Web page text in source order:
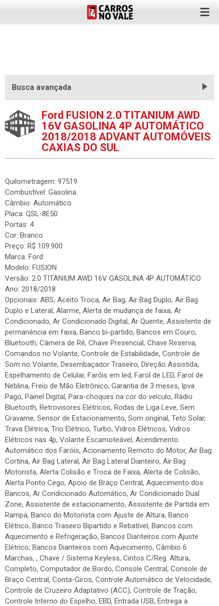
Busca avançada
Ford FUSION 2.0 TITANIUM AWD
16V GASOLINA 4P AUTOMÁTICO
2018/2018 ADVANT AUTOMÓVEIS
CAXIAS DO SUL
Quilometragem: 97519
Combustível: Gasolina
Câmbio: Automático
Placa: QSL-8E50
Portas: 4
Cor: Branco
Preço: R$ 109.900
Marca: Ford
Modelo: FUSION
Versão: 2.0 TITANIUM AWD 16V GASOLINA 4P AUTOMÁTICO
Ano: 2018/2018
Opcionais: ABS, Aceito Troca, Air Bag, Air Bag Duplo, Air Bag
Duplo e Lateral, Alarme, Alerta de mudança de faixa, Ar
Condicionado, Ar Condicionado Digital, Ar Quente, Assistente de
permanência em faixa, Banco bi-partido, Bancos em Couro,
Bluetooth, Câmera de Ré, Chave Presencial, Chave Reserva,
Comandos no Volante, Controle de Estabilidade, Controle de
Som no Volante, Desembaçador Traseiro, Direção Assistida,
Espelhamento de Celular, Faróis em led, Farol de LED, Farol de
Neblina, Freio de Mão Eletrônico, Garantia de 3 meses, Ipva
Pago, Painel Digital, Para-choques na cor do veículo, Rádio
Bluetooth, Retrovisores Elétricos, Rodas de Liga Leve, Sem
Gravame, Sensor de Estacionamento, Som original, Teto Solar,
Trava Elétrica, Trio Elétrico, Turbo, Vidros Elétricos, Vidros
Elétricos nas 4p, Volante Escamoteável, Acendimento
Automático dos Faróis, Acionamento Remoto do Motor, Air Bag
Cortina, Air Bag Lateral, Air Bag Lateral Dianteiro, Air Bag
Motorista, Alerta Colisão e Troca de Faixa, Alerta de Colisão,
Alerta Ponto Cego, Apoio de Braço Central, Aquecimento dos
Bancos, Ar Condicionado Automático, Ar Condicionado Dual
Zone, Assistente de estacionamento, Assistente de Partida em
Rampa, Banco do Motorista com Ajuste de Altura, Banco
Elétrico, Banco Traseiro Bipartido e Rebatível, Bancos com
Aquecimento e Refrigeração, Bancos Dianteiros com Ajuste
Elétrico, Bancos Dianteiros com Aquecimento, Câmbio 6
Marchas, , Chave / Sistema Keyless, Cintos C/Reg. Altura,
Completo, Computador de Bordo, Console Central, Console de
Braço Central, Conta-Giros, Controle Automático de Velocidade,
Controle de Cruzeiro Adaptativo (ACC), Controle de Tração,
Controle Interno do Espelho, EBD, Entrada USB, Entrega a